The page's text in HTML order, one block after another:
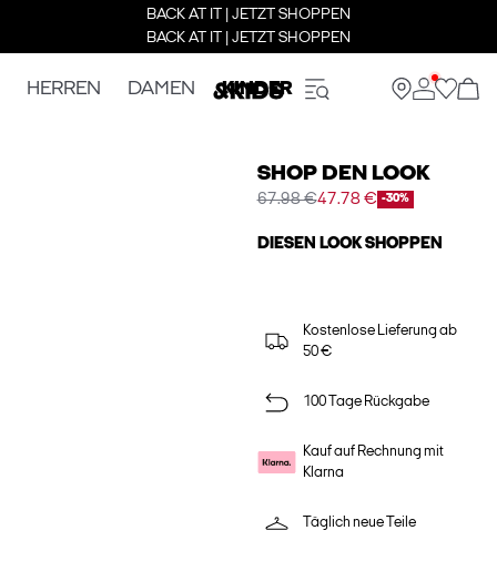
BACK AT IT | JETZT SHOPPEN
BACK AT IT | JETZT SHOPPEN
HERREN DAMEN KINDER
SHOP DEN LOOK
67.98 €47.78 € -30%
DIESEN LOOK SHOPPEN
Kostenlose Lieferung ab
50 €
100 Tage Rückgabe
Kauf auf Rechnung mit
Klarna
Täglich neue Teile